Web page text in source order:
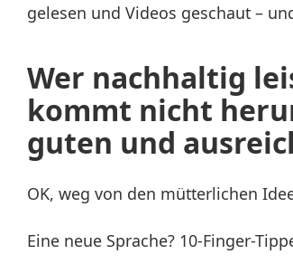
gelesen und Videos geschaut –
Wer nachhaltig
kommt nicht
guten und
OK, weg von den mütterlichen
Eine neue Sprache? 10-Finger-